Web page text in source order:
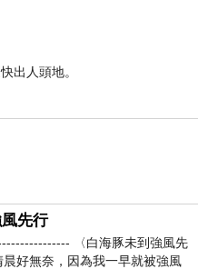
出人頭地。
先行
〈白海豚未到強風先
無奈，因為我一早就被強風